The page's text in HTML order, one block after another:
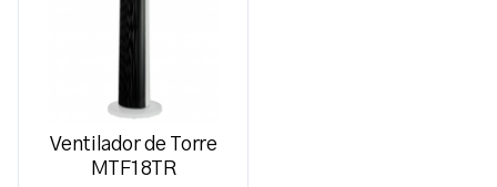
Ventilador de Torre
MTF18TR